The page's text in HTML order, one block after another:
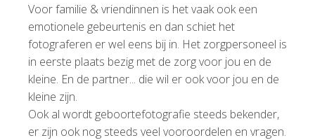
Voor familie & vriendinnen is het vaak ook een
emotionele gebeurtenis en dan schiet het
fotograferen er wel eens bij in. Het zorgpersoneel is
in eerste plaats bezig met de zorg voor jou en de
kleine. En de partner... die wil er ook voor jou en de
kleine zijn.
Ook al wordt geboortefotografie steeds bekender,
er zijn ook nog steeds veel vooroordelen en vragen.